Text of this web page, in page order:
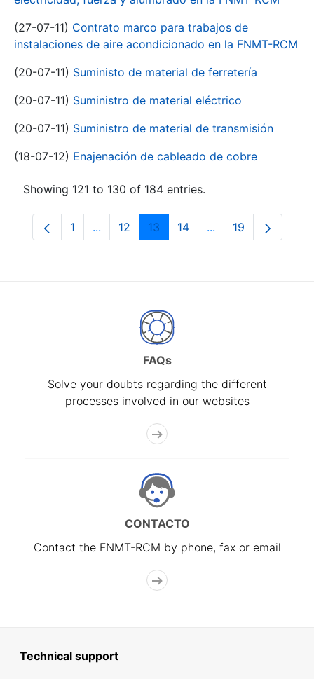
(27-07-11) Contrato marco para trabajos de
instalaciones de aire acondicionado en la FNMT-RCM
(20-07-11) Suministo de material de ferretería
(20-07-11) Suministro de material eléctrico
(20-07-11) Suministro de material de transmisión
(18-07-12) Enajenación de cableado de cobre
Showing 121 to 130 of 184 entries.
Page
1 ...Intermediate Pages Use TAB to navigate.
Page
12 Page
13 Page
14 ...Intermediate
Page
19
FAQs
Solve your doubts regarding the different
processes involved in our websites
CONTACTO
Contact the FNMT-RCM by phone, fax or email
Technical support